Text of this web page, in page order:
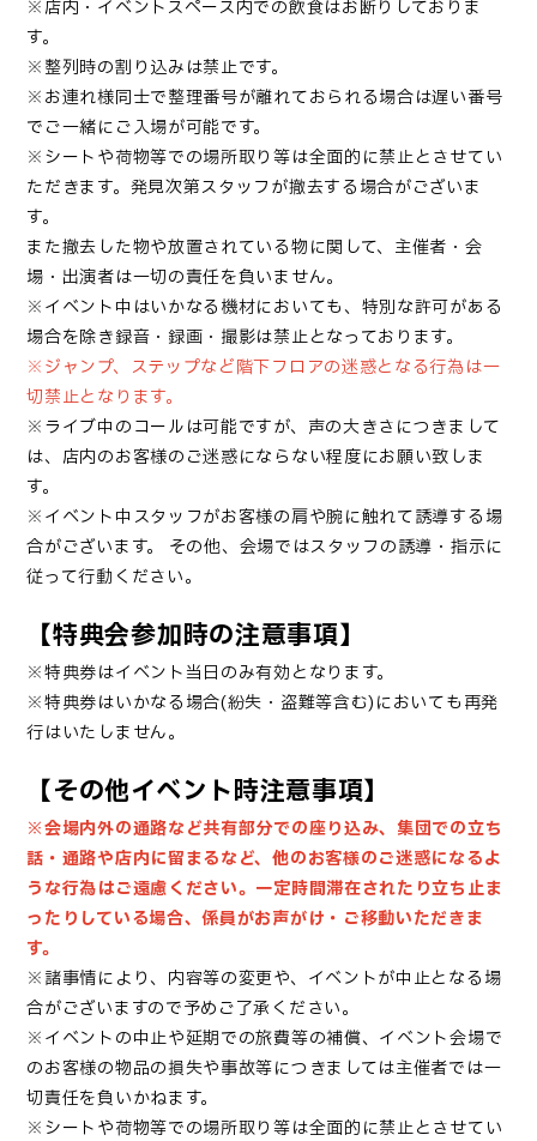
※店内・イベントスペース内での飲食はお断りしておりま
す。
※整列時の割り込みは禁止です。
※お連れ様同士で整理番号が離れておられる場合は遅い番号
でご一緒にご入場が可能です。
※シートや荷物等での場所取り等は全面的に禁止とさせてい
ただきます。発見次第スタッフが撤去する場合がございま
す。
また撤去した物や放置されている物に関して、主催者・会
場・出演者は一切の責任を負いません。
※イベント中はいかなる機材においても、特別な許可がある
場合を除き録音・録画・撮影は禁止となっております。
※ジャンプ、ステップなど階下フロアの迷惑となる行為は一
切禁止となります。
※ライブ中のコールは可能ですが、声の大きさにつきまして
は、店内のお客様のご迷惑にならない程度にお願い致しま
す。
※イベント中スタッフがお客様の肩や腕に触れて誘導する場
合がございます。
その他、会場ではスタッフの誘導・指示に
従って行動ください。
【特典会参加時の注意事項】
※特典券はイベント当日のみ有効となります。
※特典券はいかなる場合(紛失・盗難等含む)においても再発
行はいたしません。
【その他イベント時注意事項】
※会場内外の通路など共有部分での座り込み、集団での立ち
話・通路や店内に留まるなど、他のお客様のご迷惑になるよ
うな行為はご遠慮ください。一定時間滞在されたり立ち止ま
ったりしている場合、係員がお声がけ・ご移動いただきま
す。
※諸事情により、内容等の変更や、イベントが中止となる場
合がございますので予めご了承ください。
※イベントの中止や延期での旅費等の補償、イベント会場で
のお客様の物品の損失や事故等につきましては主催者では一
切責任を負いかねます。
※シートや荷物等での場所取り等は全面的に禁止とさせてい